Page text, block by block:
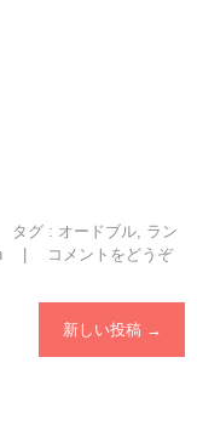
タグ : オードブル, ラン
コメントをどうぞ
新しい投稿 →